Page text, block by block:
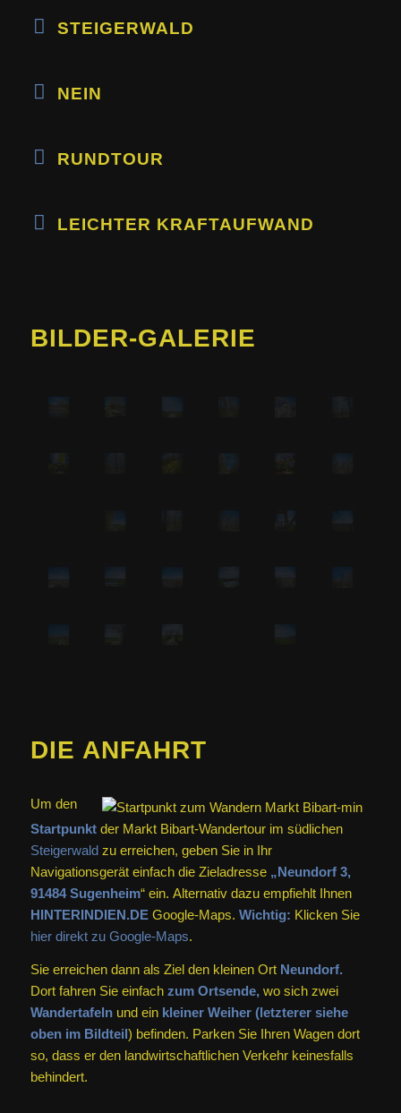
STEIGERWALD
NEIN
RUNDTOUR
LEICHTER KRAFTAUFWAND
BILDER-GALERIE
DIE ANFAHRT
Um den
Startpunktder Markt Bibart-Wandertour im südlichen
Steigerwaldzu erreichen, geben Sie in Ihr
Navigationsgerät einfach die Zieladresse „Neundorf 3,
91484 Sugenheim“ ein. Alternativ dazu empfiehlt Ihnen
HINTERINDIEN.DEGoogle-Maps. Wichtig: Klicken Sie
hier direkt zu Google-Maps.
Sie erreichen dann als Ziel den kleinen Ort Neundorf.
Dort fahren Sie einfach zum Ortsende,wo sich zwei
Wandertafelnund ein kleiner Weiher (letzterer siehe
oben im Bildteil) befinden. Parken Sie Ihren Wagen dort
so, dass er den landwirtschaftlichen Verkehr keinesfalls
behindert.